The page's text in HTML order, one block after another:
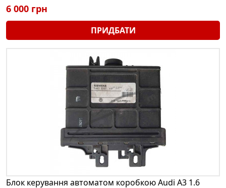
6 000 грн
ПРИДБАТИ
Блок керування автоматом коробкою Audi A3 1.6